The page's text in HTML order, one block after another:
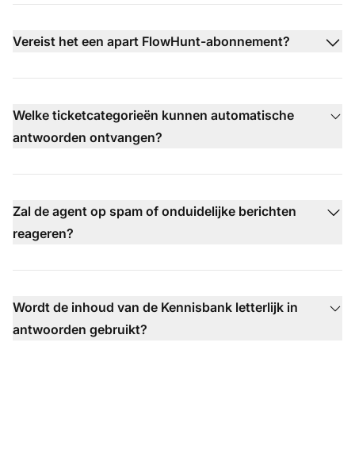
Vereist het een apart FlowHunt-abonnement?
Welke ticketcategorieën kunnen automatische
antwoorden ontvangen?
Zal de agent op spam of onduidelijke berichten
reageren?
Wordt de inhoud van de Kennisbank letterlijk in
antwoorden gebruikt?